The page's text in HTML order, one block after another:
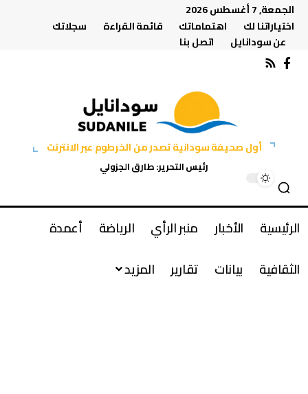
الجمعة, 7 أغسطس 2026
اختياراتنا لك
اهتماماتك قائمة القراءة
سجلاتك
عن سودانايل
اتصل بنا
أول صحيفة سودانية تصدر من الخرطوم عبر الانترنت
رئيس التحرير: طارق الجزولي
الرئيسية الأخبار منبر الرأي الرياضة
أعمدة
الثقافية
بيانات تقارير المزيد